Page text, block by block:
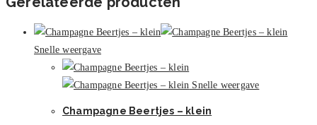
Snelle weergave
Snelle weergave
Champagne Beertjes – klein